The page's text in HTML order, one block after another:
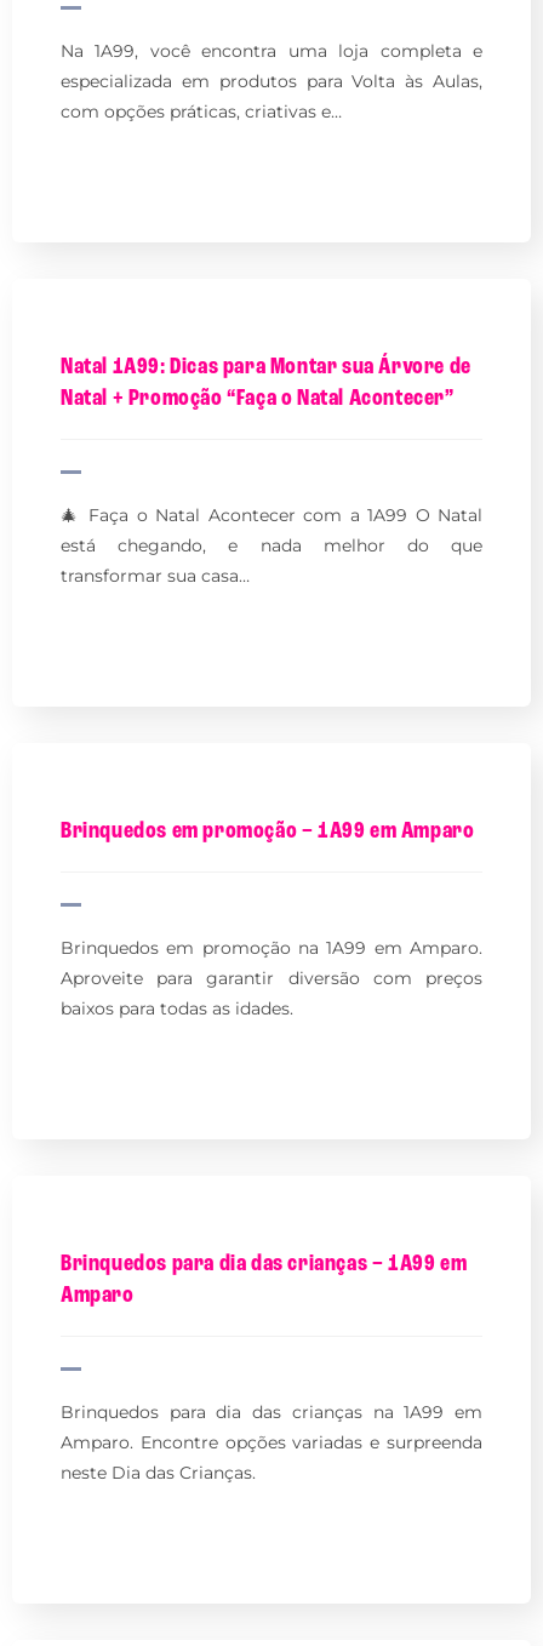
Na 1A99, você encontra uma loja completa e
especializada em produtos para Volta às Aulas,
com opções práticas, criativas e…
Natal 1A99: Dicas para Montar sua Árvore de
Natal + Promoção “Faça o Natal Acontecer”
🎄 Faça o Natal Acontecer com a 1A99 O Natal
está chegando, e nada melhor do que
transformar sua casa…
Brinquedos em promoção – 1A99 em Amparo
Brinquedos em promoção na 1A99 em Amparo.
Aproveite para garantir diversão com preços
baixos para todas as idades.
Brinquedos para dia das crianças – 1A99 em
Amparo
Brinquedos para dia das crianças na 1A99 em
Amparo. Encontre opções variadas e surpreenda
neste Dia das Crianças.